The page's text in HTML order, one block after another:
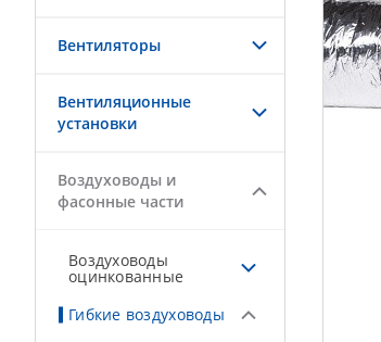
Вентиляторы
Вентиляционные
установки
Воздуховоды и
фасонные части
Воздуховоды
оцинкованные
Гибкие воздуховоды